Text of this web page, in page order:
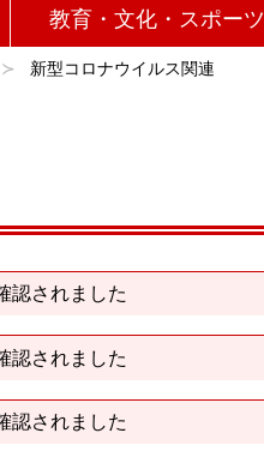
教育・文化・スポーツ
新型コロナウイルス関連
認されました
認されました
認されました